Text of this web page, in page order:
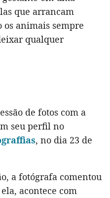
que arrancam
os animais sempre
qualquer
de fotos com a
seu perfil no
, no dia 23 de
a fotógrafa comentou
acontece com